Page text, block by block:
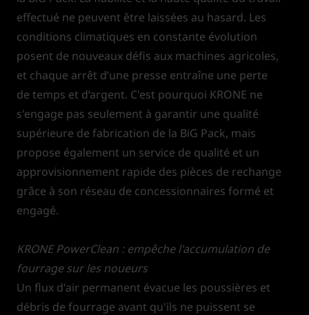
effectué ne peuvent être laissées au hasard. Les
conditions climatiques en constante évolution
posent de nouveaux défis aux machines agricoles,
et chaque arrêt d’une presse entraîne une perte
de temps et d’argent. C'est pourquoi KRONE ne
s'engage pas seulement à garantir une qualité
supérieure de fabrication de la BiG Pack, mais
propose également un service de qualité et un
approvisionnement rapide des pièces de rechange
grâce à son réseau de concessionnaires formé et
engagé.
KRONE PowerClean : empêche l'accumulation de
fourrage sur les noueurs
Un flux d'air permanent évacue les poussières et
débris de fourrage avant qu'ils ne puissent se